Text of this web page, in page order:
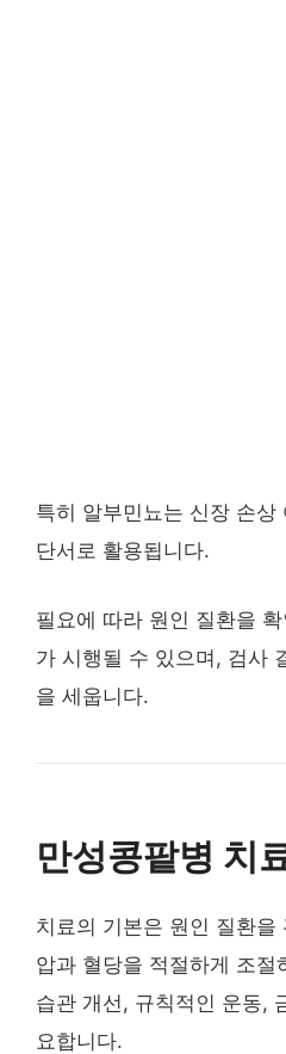
특히 알부민뇨는 신장 손
단서로 활용됩니다.
필요에 따라 원인 질환을
가 시행될 수 있으며, 검사
을 세웁니다.
만성콩팥병 치
치료의 기본은 원인 질환을
압과 혈당을 적절하게 조절
습관 개선, 규칙적인 운동,
요합니다.